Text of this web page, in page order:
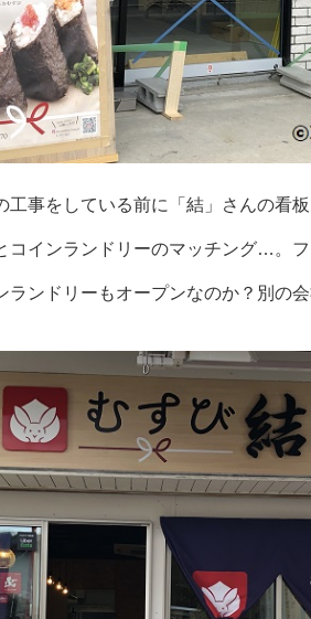
工事をしている前に「結」さんの看板
コインランドリーのマッチング…。
ランドリーもオープンなのか？別の